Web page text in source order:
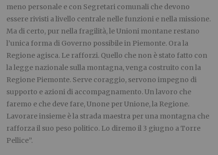
meno personale e con Segretari comunali che devono
essere rivisti a livello centrale nelle funzioni e nella missione.
Ma di certo, pur nella fragilità, le Unioni montane restano
l’unica forma di Governo possibile in Piemonte. Ora la
Regione agisca. Le rafforzi. Quello che non è stato fatto con
la legge nazionale sulla montagna, venga costruito con la
Regione Piemonte. Serve coraggio, servono impegno di
supporto e azioni di accompagnamento. Un lavoro che
faremo e che deve fare, Unone per Unione, la Regione.
Lavorare insieme è la strada maestra per una montagna che
rafforza il suo peso politico. Lo diremo il 3 giugno a Torre
Pellice”.